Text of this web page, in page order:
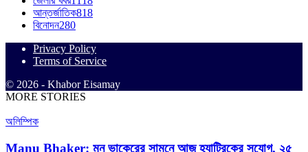
আন্তর্জাতিক818
বিনোদন280
Privacy Policy
Terms of Service
© 2026 - Khabor Eisamay
MORE STORIES
অলিম্পিক
Manu Bhaker: মনু ভাকেরের সামনে আজ হ্যাট্রিকের সুযোগ, ২৫